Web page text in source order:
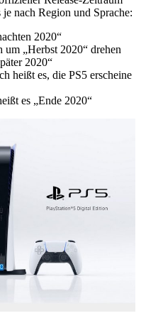
nach Region und Sprache:
2020“
„Herbst 2020“ drehen
2020“
heißt es, die PS5 erscheine
es „Ende 2020“